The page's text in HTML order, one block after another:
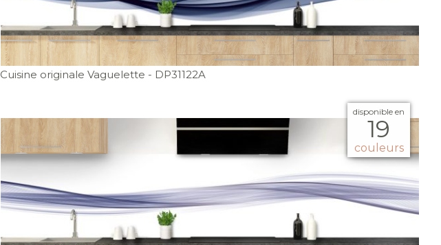
Cuisine originale Vaguelette - DP31122A
disponible en
19
couleurs